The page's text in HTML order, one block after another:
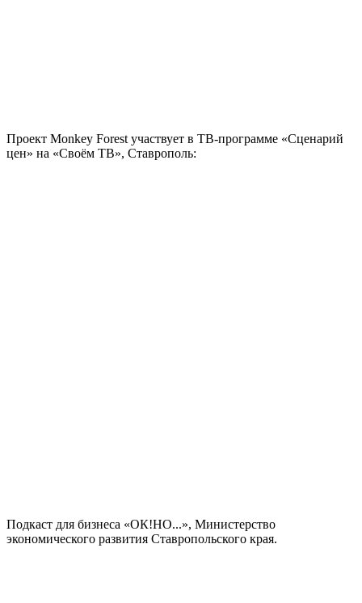
Проект Monkey Forest участвует в ТВ-программе «Сценарий
цен» на «Своём ТВ», Ставрополь:
Подкаст для бизнеса «ОК!НО...», Министерство
экономического развития Ставропольского края.